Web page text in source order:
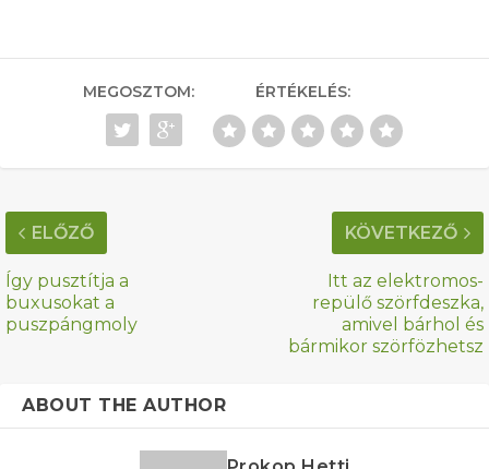
MEGOSZTOM: ÉRTÉKELÉS:
ELŐZŐ
Így pusztítja a
buxusokat a
puszpángmoly
KÖVETKEZŐ
Itt az elektromos-
repülő szörfdeszka,
amivel bárhol és
bármikor szörfözhetsz
ABOUT THE AUTHOR